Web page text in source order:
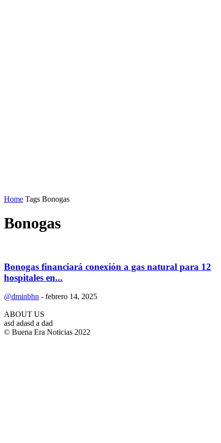
Home Tags Bonogas
Bonogas
Bonogas financiará conexión a gas natural para 12
hospitales en...
@dminbhn - febrero 14, 2025
ABOUT US
asd adasd a dad
© Buena Era Noticias 2022